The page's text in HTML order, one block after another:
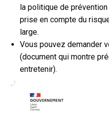
la politique de
prise en compte du
large.
Vous pouvez demander
(document qui montre
entretenir).